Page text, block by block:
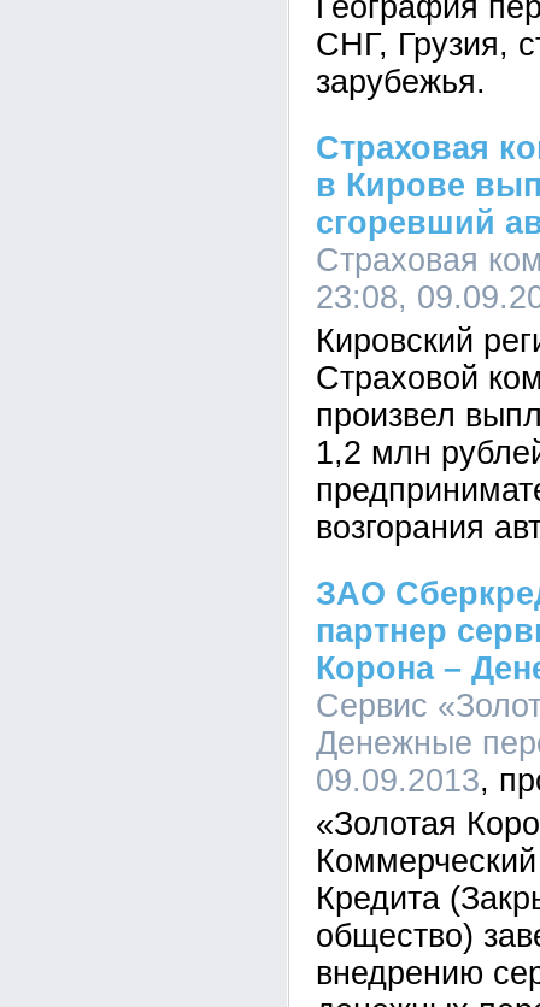
География
СНГ, Грузия,
зарубежья.
Страховая
в Кирове
сгоревший
Страховая
23:08,
Кировский
Страховой
произвел
1,2 млн
возгорания
ЗАО
партнер
Корона –
Сервис
Денежные
09.09.2013
«Золотая
Кредита
общество)
внедрению